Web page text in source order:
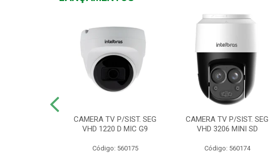
CAMERA TV P/SIST. SEG
VHD 1220 D MIC G9
Código: 560175
CAMERA TV P/SIST. SEG
VHD 3206 MINI SD
Código: 560174